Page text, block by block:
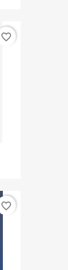
favorite_border
favorite_border